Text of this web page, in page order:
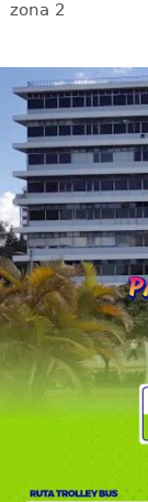
zona 2